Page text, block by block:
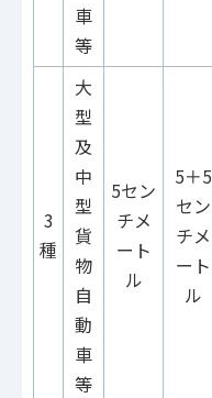
車
等
3
種
大
型
及
中
型
貨
物
自
動
車
等
5セン
チメ
ート
ル
5＋5
セン
チメ
ート
ル